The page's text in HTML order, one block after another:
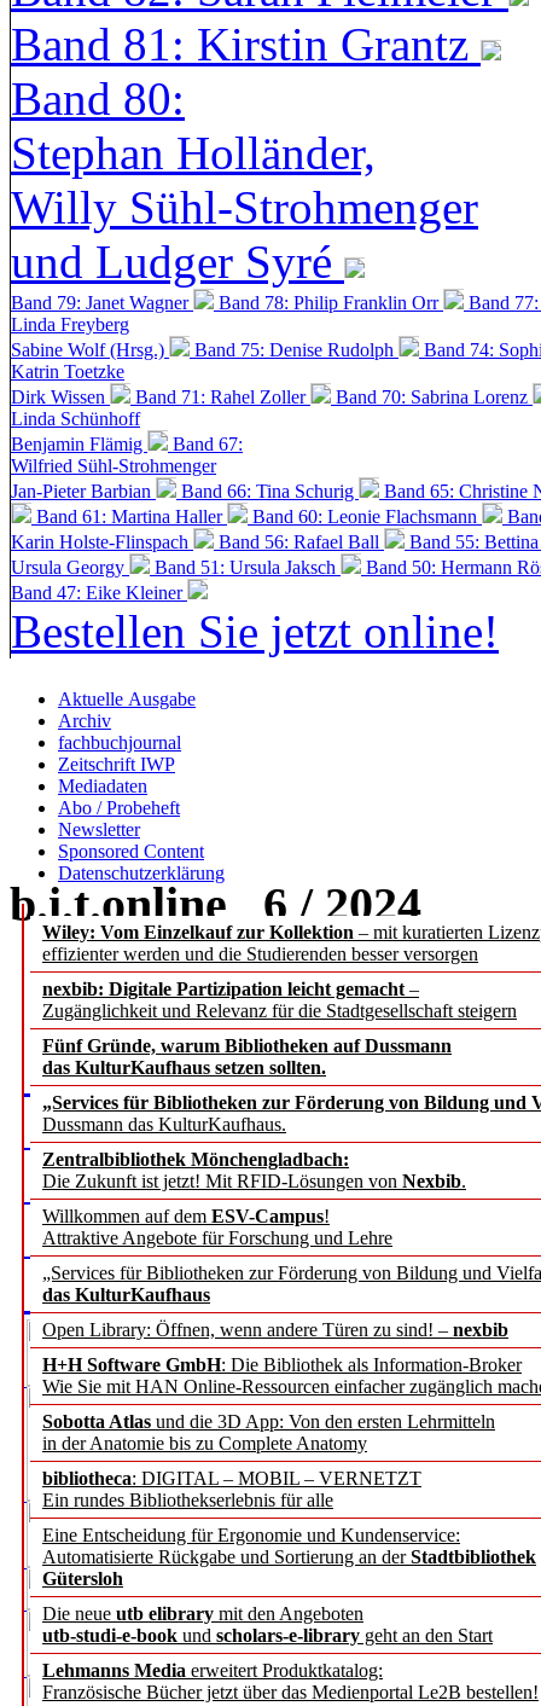
Band 81: Kirstin Grantz
Band 80:
Stephan Holländer,
Willy Sühl-Strohmenger
und Ludger Syré
Band 79: Janet Wagner Band 78: Philip Franklin Orr
Band
Linda Freyberg
Sabine Wolf (Hrsg.)
Band 75: Denise Rudolph
Band 74:
Katrin Toetzke
Dirk Wissen
Band 71: Rahel Zoller
Band 70: Sabrina Lorenz
Linda Schünhoff
Benjamin Flämig
Band 67:
Wilfried Sühl-Strohmenger
Jan-Pieter Barbian
Band 66: Tina Schurig
Band 65: Christine
Band 61: Martina Haller
Band 60: Leonie Flachsmann
Karin Holste-Flinspach
Band 56: Rafael Ball
Band 55:
Ursula Georgy
Band 51: Ursula Jaksch Band 50: Hermann
Band 47: Eike Kleiner
Bestellen Sie jetzt online!
Aktuelle Ausgabe
Archiv
fachbuchjournal
Zeitschrift IWP
Mediadaten
Abo / Probeheft
Newsletter
Sponsored Content
Datenschutzerklärung
Wiley: Vom Einzelkauf zur Kollektion – mit kuratierten
effizienter werden und die Studierenden besser versorgen
nexbib: Digitale Partizipation leicht gemacht –
Zugänglichkeit und Relevanz für die Stadtgesellschaft steigern
Fünf Gründe, warum Bibliotheken auf Dussmann
das KulturKaufhaus setzen sollten.
„Services für Bibliotheken zur Förderung von Bildung und
Dussmann das KulturKaufhaus.
Zentralbibliothek Mönchengladbach:
Die Zukunft ist jetzt! Mit RFID-Lösungen von Nexbib.
Willkommen auf dem ESV-Campus!
Attraktive Angebote für Forschung und Lehre
„Services für Bibliotheken zur Förderung von Bildung und
das KulturKaufhaus
Open Library: Öffnen, wenn andere Türen zu sind! – nexbib
H+H Software GmbH: Die Bibliothek als Information-Broker
Wie Sie mit HAN Online-Ressourcen einfacher zugänglich
Sobotta Atlas und die 3D App: Von den ersten Lehrmitteln
in der Anatomie bis zu Complete Anatomy
bibliotheca: DIGITAL – MOBIL – VERNETZT
Ein rundes Bibliothekserlebnis für alle
Eine Entscheidung für Ergonomie und Kundenservice:
Automatisierte Rückgabe und Sortierung an derStadtbibliothek
Gütersloh
Die neue utb elibrary mit den Angeboten
utb-studi-e-book und scholars-e-library geht an den Start
Lehmanns Media erweitert Produktkatalog:
Französische Bücher jetzt über das Medienportal Le2B bestellen!
b.i.t.online 6 / 2024